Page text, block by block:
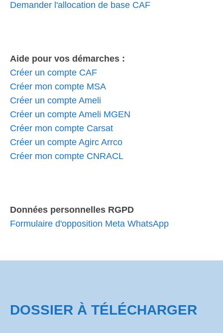
Demander l'allocation de base CAF
Aide pour vos démarches :
Créer un compte CAF
Créer mon compte MSA
Créer un compte Ameli
Créer un compte Ameli MGEN
Créer mon compte Carsat
Créer un compte Agirc Arrco
Créer mon compte CNRACL
Données personnelles RGPD
Formulaire d'opposition Meta WhatsApp
DOSSIER À TÉLÉCHARGER